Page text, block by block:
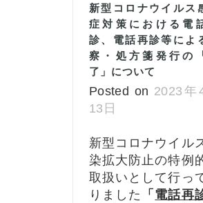
新型コロナウイルス
症対策における電
診、電話再診等によ
察・処方箋発行の
了」について
Posted on 2023年
13日
新型コロナウイル
染拡大防止の特例
取扱いとして行っ
りました
「 電話再